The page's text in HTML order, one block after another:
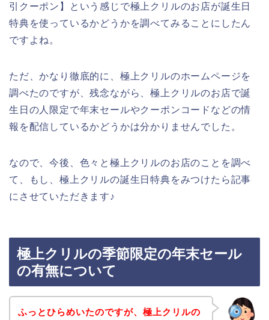
引クーポン】という感じで極上クリルのお店が誕生日
特典を使っているかどうかを調べてみることにしたん
ですよね。
ただ、かなり徹底的に、極上クリルのホームページを
調べたのですが、残念ながら、極上クリルのお店で誕
生日の人限定で年末セールやクーポンコードなどの情
報を配信しているかどうかは分かりませんでした。
なので、今後、色々と極上クリルのお店のことを調べ
て、もし、極上クリルの誕生日特典をみつけたら記事
にさせていただきます♪
極上クリルの季節限定の年末セール
の有無について
ふっとひらめいたのですが、極上クリルの